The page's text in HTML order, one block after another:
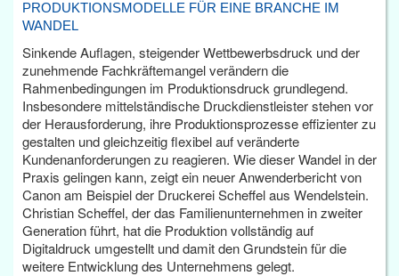
PRODUKTIONSMODELLE FÜR EINE BRANCHE IM
WANDEL
Sinkende Auflagen, steigender Wettbewerbsdruck und der
zunehmende Fachkräftemangel verändern die
Rahmenbedingungen im Produktionsdruck grundlegend.
Insbesondere mittelständische Druckdienstleister stehen vor
der Herausforderung, ihre Produktionsprozesse effizienter zu
gestalten und gleichzeitig flexibel auf veränderte
Kundenanforderungen zu reagieren. Wie dieser Wandel in der
Praxis gelingen kann, zeigt ein neuer Anwenderbericht von
Canon am Beispiel der Druckerei Scheffel aus Wendelstein.
Christian Scheffel, der das Familienunternehmen in zweiter
Generation führt, hat die Produktion vollständig auf
Digitaldruck umgestellt und damit den Grundstein für die
weitere Entwicklung des Unternehmens gelegt.